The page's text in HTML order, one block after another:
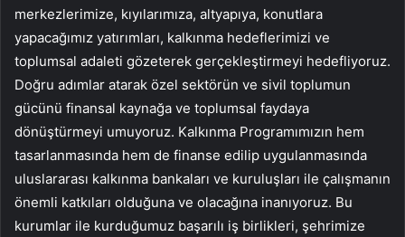
merkezlerimize, kıyılarımıza, altyapıya, konutlara
yapacağımız yatırımları, kalkınma hedeflerimizi ve
toplumsal adaleti gözeterek gerçekleştirmeyi hedefliyoruz.
Doğru adımlar atarak özel sektörün ve sivil toplumun
gücünü finansal kaynağa ve toplumsal faydaya
dönüştürmeyi umuyoruz. Kalkınma Programımızın hem
tasarlanmasında hem de finanse edilip uygulanmasında
uluslararası kalkınma bankaları ve kuruluşları ile çalışmanın
önemli katkıları olduğuna ve olacağına inanıyoruz. Bu
kurumlar ile kurduğumuz başarılı iş birlikleri, şehrimize